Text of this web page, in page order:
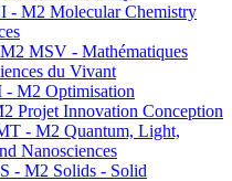
- M2 Molecular Chemistry
MSV - Mathématiques
du Vivant
M2 Optimisation
Projet Innovation Conception
- M2 Quantum, Light,
Nanosciences
- M2 Solids - Solid